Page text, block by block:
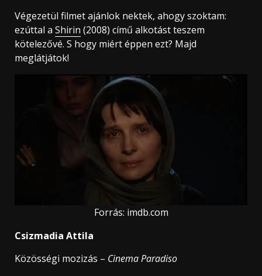
Végezetül filmet ajánlok nektek, ahogy szoktam:
ezúttal a Shirin (2008) című alkotást teszem
kötelezővé. S hogy miért éppen ezt? Majd
meglátjátok!
Forrás: imdb.com
Csizmadia Attila
Közösségi mozizás – Cinema Paradiso